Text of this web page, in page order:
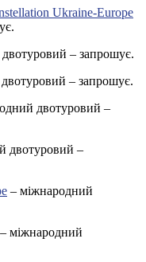
Ukraine-Europe
– запрошує.
– запрошує.
двотуровий –
двотуровий –
– міжнародний
– міжнародний